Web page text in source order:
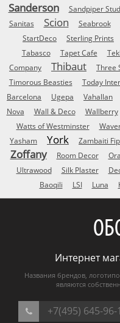
Sanderson Sandpiper
Sanitas
Scion Seabrook
StartDeco
Sterling Prints
Tabasco
Tapet Cafe
Company
Thibaut Three
Timorous Beasties
Today
Barcelona
Ugepa Vahallan
Nova
Wall & Deco Wallberry
Watts of Westminster
Yasham
York Zambaiti
Zoffany Room Decor
Ultrawood
Silk Plaster
Baoqili
LSI Luna
Интернет
Названия брендов,
являются
+7(495) 645-96-